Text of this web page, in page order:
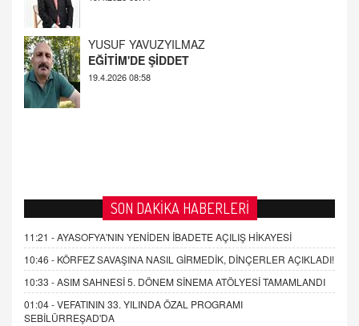
19.4.2026 08:58
SON DAKİKA HABERLERİ
11:21 -AYASOFYA'NIN YENİDEN İBADETE AÇILIŞ HİKAYESİ
10:46 - KÖRFEZ SAVAŞINA NASIL GİRMEDİK, DİNÇERLER AÇIKLADI!
10:33 -ASIM SAHNESİ 5. DÖNEM SİNEMA ATÖLYESİ TAMAMLANDI
01:04 -VEFATININ 33. YILINDA ÖZAL PROGRAMI
SEBİLÜRREŞAD'DA